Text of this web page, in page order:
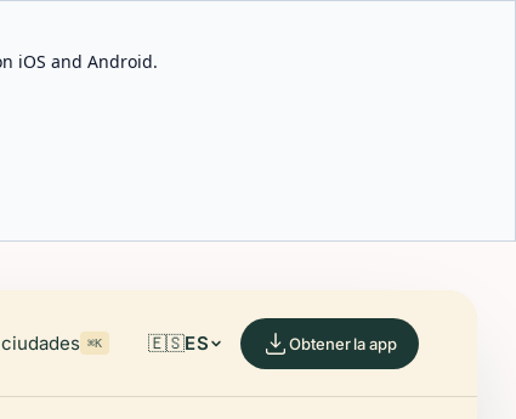
iOS and Android.
⌘K 🇪🇸ES Obtener la app